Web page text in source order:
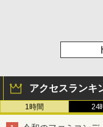
アクセスランキ
1時間 24